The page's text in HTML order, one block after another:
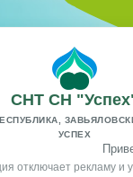
СНТ СН
УСПЕХ
отключает рекламу и